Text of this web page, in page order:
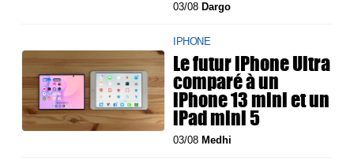
03/08 Dargo
IPHONE
Le futur iPhone Ultra
comparé à un
iPhone 13 mini et un
iPad mini 5
03/08 Medhi